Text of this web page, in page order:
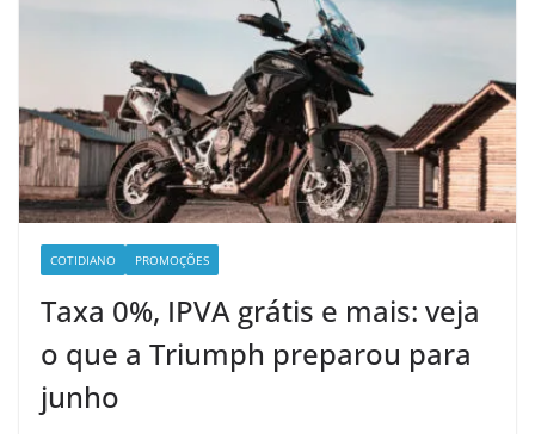
COTIDIANO PROMOÇÕES
Taxa 0%, IPVA grátis e mais: veja
o que a Triumph preparou para
junho